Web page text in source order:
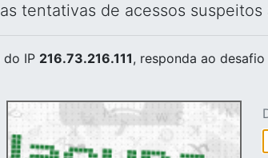
tentativas de acessos
do IP 216.73.216.111, responda ao desafio